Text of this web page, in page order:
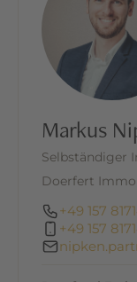
Seen vereint
Ruhe,
Freizeitangebot
Eigennutzer als
begeistert.
Ein zentrales
erstklassige
Fleesensee, der
ganzjährig
führenden
Markus
Selbständiger
Doerfert
+49 157
+49 157